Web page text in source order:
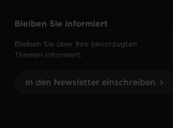
Bleiben Sie informiert
Bleiben Sie über Ihre bevorzugten
Themen informiert.
In den Newsletter einschreiben